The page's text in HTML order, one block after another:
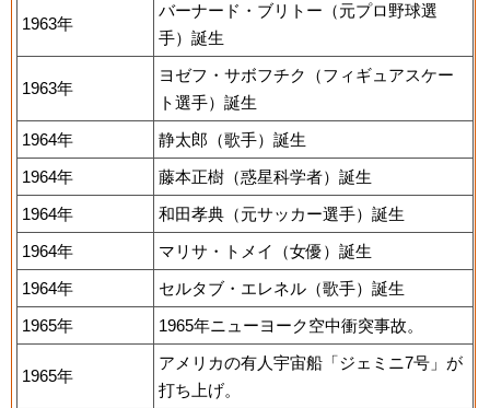
1963年
バーナード・ブリトー（元プロ野球選
手）誕生
1963年
ヨゼフ・サボフチク（フィギュアスケー
ト選手）誕生
1964年
静太郎（歌手）誕生
1964年
藤本正樹（惑星科学者）誕生
1964年
和田孝典（元サッカー選手）誕生
1964年
マリサ・トメイ（女優）誕生
1964年
セルタブ・エレネル（歌手）誕生
1965年
1965年ニューヨーク空中衝突事故。
1965年
アメリカの有人宇宙船「ジェミニ7号」が
打ち上げ。